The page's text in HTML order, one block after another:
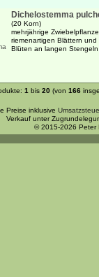
Dichelostemma
(20 Korn)
mehrjährige
riemenartigen Blättern
Blüten an langen Stengeln
1 bis 20 (von 166
Preise inklusive
Verkauf unter
© 2015-2026 Peter